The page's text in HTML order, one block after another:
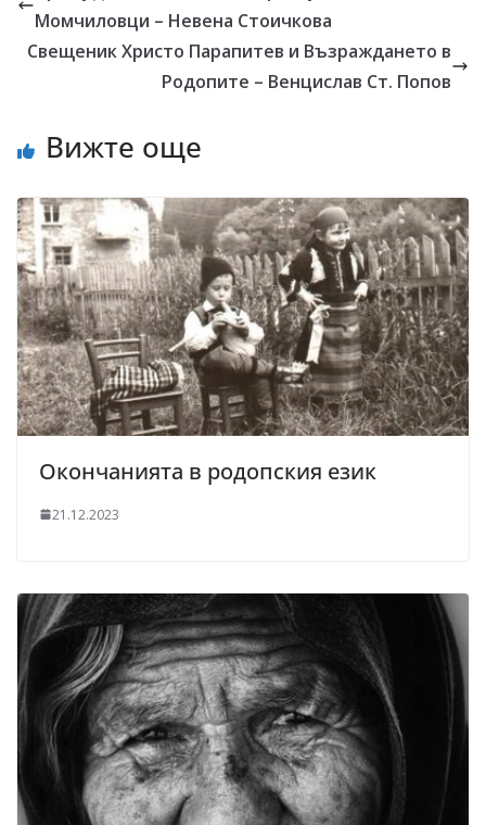
Момчиловци – Невена Стоичкова
Свещеник Христо Парапитев и Възраждането в
Родопите – Венцислав Ст. Попов
Вижте още
Окончанията в родопския език
21.12.2023